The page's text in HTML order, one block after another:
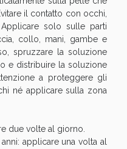
il contatto con occhi,
solo sulle parti
collo, mani, gambe e
spruzzare la soluzione
e distribuire la soluzione
a proteggere gli
né applicare sulla zona
due volte al giorno.
applicare una volta al